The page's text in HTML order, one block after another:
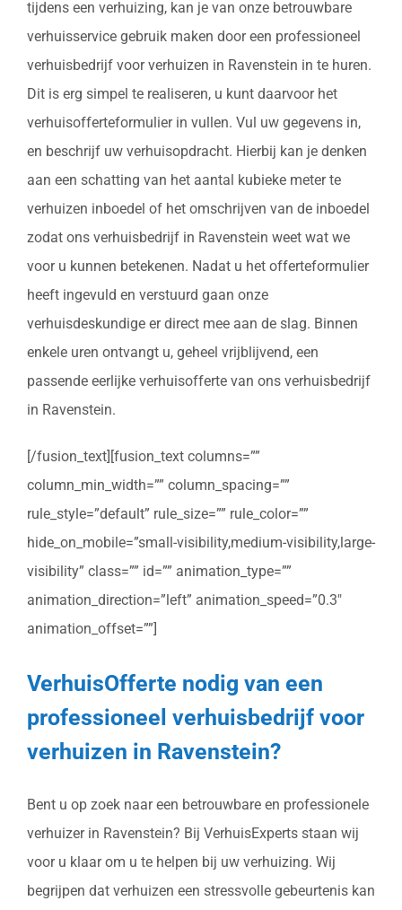
tijdens een verhuizing, kan je van onze betrouwbare
verhuisservice gebruik maken door een professioneel
verhuisbedrijf voor verhuizen in Ravenstein in te huren.
Dit is erg simpel te realiseren, u kunt daarvoor het
verhuisofferteformulier in vullen. Vul uw gegevens in,
en beschrijf uw verhuisopdracht. Hierbij kan je denken
aan een schatting van het aantal kubieke meter te
verhuizen inboedel of het omschrijven van de inboedel
zodat ons verhuisbedrijf in Ravenstein weet wat we
voor u kunnen betekenen. Nadat u het offerteformulier
heeft ingevuld en verstuurd gaan onze
verhuisdeskundige er direct mee aan de slag. Binnen
enkele uren ontvangt u, geheel vrijblijvend, een
passende eerlijke verhuisofferte van ons verhuisbedrijf
in Ravenstein.
[/fusion_text][fusion_text columns=””
column_min_width=”” column_spacing=””
rule_style=”default” rule_size=”” rule_color=””
hide_on_mobile=”small-visibility,medium-visibility,large-
visibility” class=”” id=”” animation_type=””
animation_direction=”left” animation_speed=”0.3″
animation_offset=””]
VerhuisOfferte nodig van een
professioneel verhuisbedrijf voor
verhuizen in Ravenstein?
Bent u op zoek naar een betrouwbare en professionele
verhuizer in Ravenstein? Bij VerhuisExperts staan wij
voor u klaar om u te helpen bij uw verhuizing. Wij
begrijpen dat verhuizen een stressvolle gebeurtenis kan